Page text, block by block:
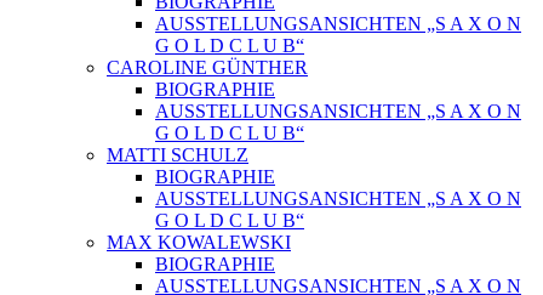
AUSSTELLUNGSANSICHTEN „S A X O N
G O L D C L U B“
CAROLINE GÜNTHER
BIOGRAPHIE
AUSSTELLUNGSANSICHTEN „S A X O N
G O L D C L U B“
MATTI SCHULZ
BIOGRAPHIE
AUSSTELLUNGSANSICHTEN „S A X O N
G O L D C L U B“
MAX KOWALEWSKI
BIOGRAPHIE
AUSSTELLUNGSANSICHTEN „S A X O N